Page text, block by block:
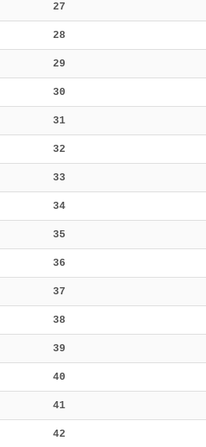
27
28
29
30
31
32
33
34
35
36
37
38
39
40
41
42